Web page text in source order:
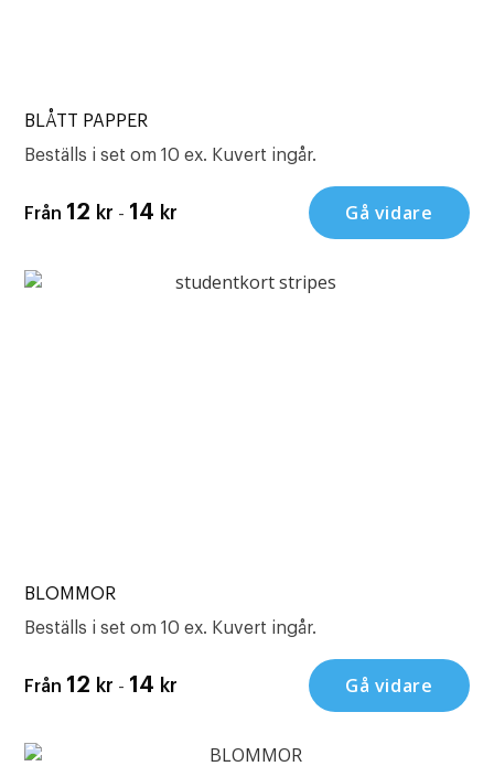
BLÅTT PAPPER
Beställs i set om 10 ex. Kuvert ingår.
Från 12 kr - 14 kr Gå vidare
BLOMMOR
Beställs i set om 10 ex. Kuvert ingår.
Från 12 kr - 14 kr Gå vidare